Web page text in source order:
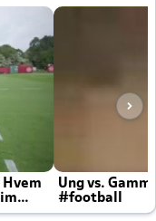
Hvem
Ung vs.
#football